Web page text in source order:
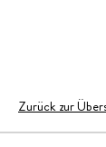
Zurück zur